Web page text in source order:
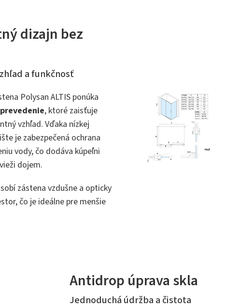
dizajn bez
a funkčnosť
Polysan ALTIS ponúka
, ktoré zaisťuje
vzhľad. Vďaka nízkej
je zabezpečená ochrana
vody, čo dodáva kúpeľni
dojem.
zástena vzdušne a opticky
čo je ideálne pre menšie
Antidrop úprava skla
Jednoduchá údržba a čistota